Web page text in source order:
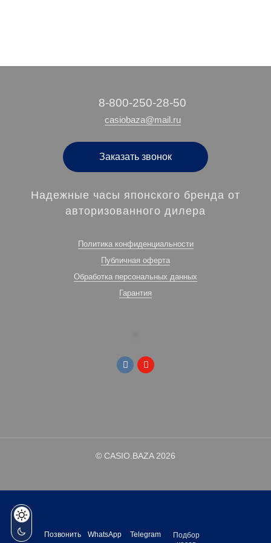
‭8-800-250-28-50
casiobaza@mail.ru
Заказать звонок
Надежные часы японского бренда от
авторизованного дилера
Политика конфиденциальности
Публичная оферта
Обработка персональных данных
Гарантия
© CASIO.BAZA 2026
Позвонить WhatsApp Telegram
Подбор